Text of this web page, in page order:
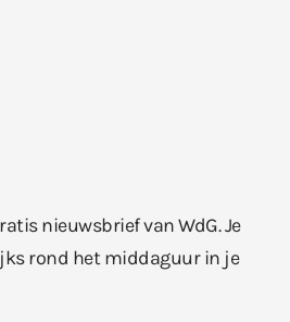
nieuwsbrief van WdG. Je
rond het middaguur in je